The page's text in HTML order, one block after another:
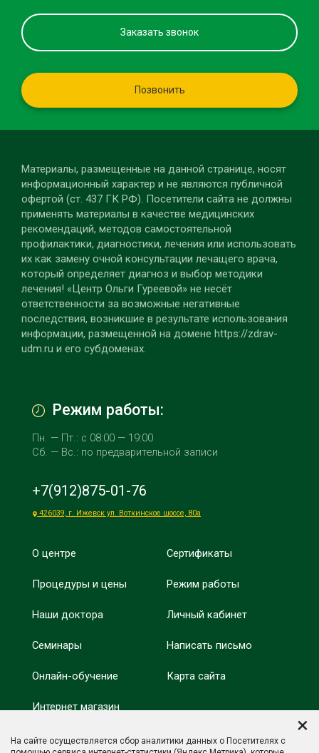
Заказать звонок
Позвонить
Материалы, размещенные на данной странице, носят
информационный характер и не являются публичной
офертой (ст. 437 ГК РФ). Посетители сайта не должны
применять материалы в качестве медицинских
рекомендаций, методов самостоятельной
профилактики, диагностики, лечения или использовать
их как замену очной консультации лечащего врача,
который определяет диагноз и выбор методики
лечения! «Центр Ольги Гуреевой» не несёт
ответственности за возможные негативные
последствия, возникшие в результате использования
информации, размещенной на домене https://zdrav-
udm.ru и его субдоменах.
О центре
Процедуры и цены
Наши доктора
Семинары
Онлайн-обучение
Интернет магазин
Оздоровление
Сертификаты
Режим работы
Личный кабинет
Написать письмо
Карта сайта
Минпросвещения
Режим работы:
Пн. — Пт.: с 08:00 — 19:00
Сб. — Вс.: по предварительной записи
+7(912)875-01-76
426039, г. Ижевск ул. Воткинское шоссе, 80а
×
На сайте осуществляется сбор аналитики данных о Посетителях с